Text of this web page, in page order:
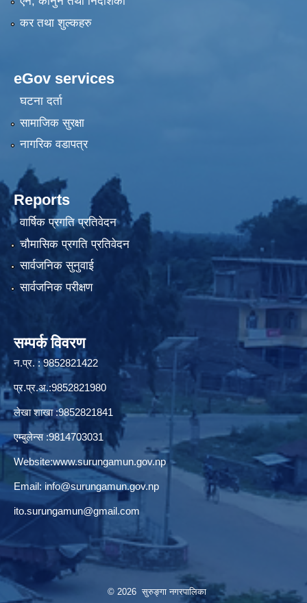
कर तथा शुल्कहरु
eGov services
घटना दर्ता
सामाजिक सुरक्षा
नागरिक वडापत्र
Reports
वार्षिक प्रगति प्रतिवेदन
चौमासिक प्रगति प्रतिवेदन
सार्वजनिक सुनुवाई
सार्वजनिक परीक्षण
सम्पर्क विवरण
न.प्र. : 9852821422
प्र.प्र.अ.:9852821980
लेखा शाखा :9852821841
एम्बुलेन्स :9814703031
Website:www.surungamun.gov.np
Email: info@surungamun.gov.np
ito.surungamun@gmail.com
© 2026 सुरुङ्‍गा नगरपालिका